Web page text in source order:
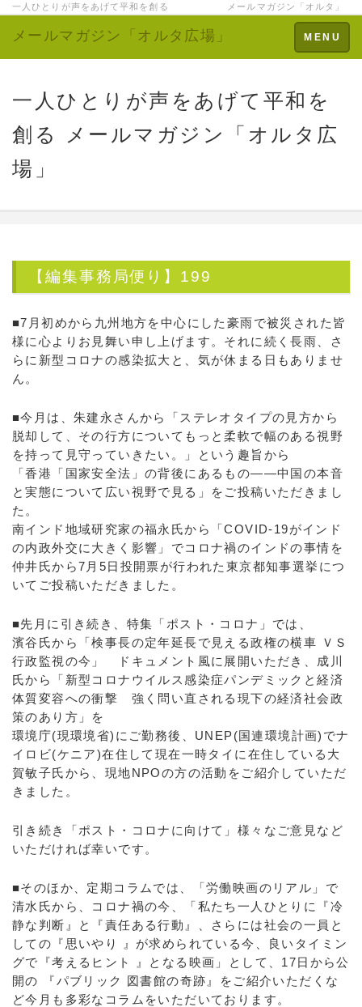
一人ひとりが声をあげて平和を創る メールマガジン「オルタ」
Toggle
navigation
MENU
メールマガジン「オルタ広場」
一人ひとりが声をあげて平和を
創る メールマガジン「オルタ広
場」
【編集事務局便り】199
■7月初めから九州地方を中心にした豪雨で被災された皆
様に心よりお見舞い申し上げます。それに続く長雨、さ
らに新型コロナの感染拡大と、気が休まる日もありませ
ん。
■今月は、朱建永さんから「ステレオタイプの見方から
脱却して、その行方についてもっと柔軟で幅のある視野
を持って見守っていきたい。」という趣旨から
「香港「国家安全法」の背後にあるもの――中国の本音
と実態について広い視野で見る」をご投稿いただきまし
た。
南インド地域研究家の福永氏から「COVID-19がインド
の内政外交に大きく影響」でコロナ禍のインドの事情を
仲井氏から7月5日投開票が行われた東京都知事選挙につ
いてご投稿いただきました。
■先月に引き続き、特集「ポスト・コロナ」では、
濱谷氏から「検事長の定年延長で見える政権の横車 ＶＳ
行政監視の今」 ドキュメント風に展開いただき、成川
氏から「新型コロナウイルス感染症パンデミックと経済
体質変容への衝撃 強く問い直される現下の経済社会政
策のあり方」を
環境庁(現環境省)にご勤務後、UNEP(国連環境計画)でナ
イロビ(ケニア)在住して現在一時タイに在住している大
賀敏子氏から、現地NPOの方の活動をご紹介していただ
きました。
引き続き「ポスト・コロナに向けて」様々なご意見など
いただければ幸いです。
■そのほか、定期コラムでは、「労働映画のリアル」で
清水氏から、コロナ禍の今、「私たち一人ひとりに『冷
静な判断』と『責任ある行動』、さらには社会の一員と
しての『思いやり 』が求められている今、良いタイミン
グで『考えるヒント 』となる映画」として、17日から公
開の 『パブリック 図書館の奇跡』をご紹介いただくな
ど今月も多彩なコラムをいただいております。